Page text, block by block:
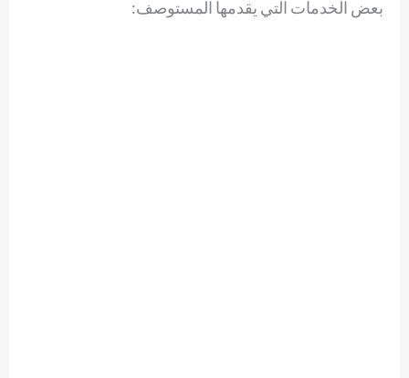
بعض الخدمات التي يقدمها المستوصف: